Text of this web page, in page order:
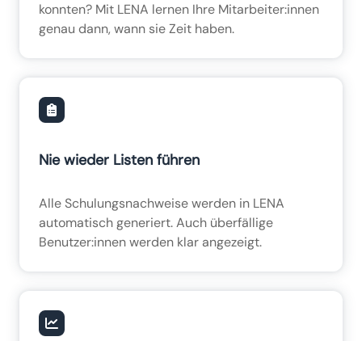
konnten? Mit LENA lernen Ihre Mitarbeiter:innen
genau dann, wann sie Zeit haben.
Nie wieder Listen führen
Alle Schulungsnachweise werden in LENA
automatisch generiert. Auch überfällige
Benutzer:innen werden klar angezeigt.